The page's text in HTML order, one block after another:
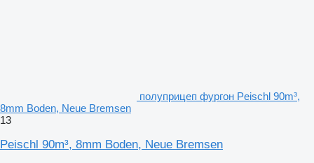
полуприцеп фургон Peischl 90m³,
8mm Boden, Neue Bremsen
13
Peischl 90m³, 8mm Boden, Neue Bremsen